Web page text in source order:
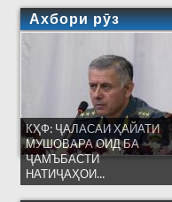
Ахбори рӯз
КҲФ: ҶАЛАСАИ ҲАЙАТИ
МУШОВАРА ОИД БА
ҶАМЪБАСТИ
НАТИҶАҲОИ...